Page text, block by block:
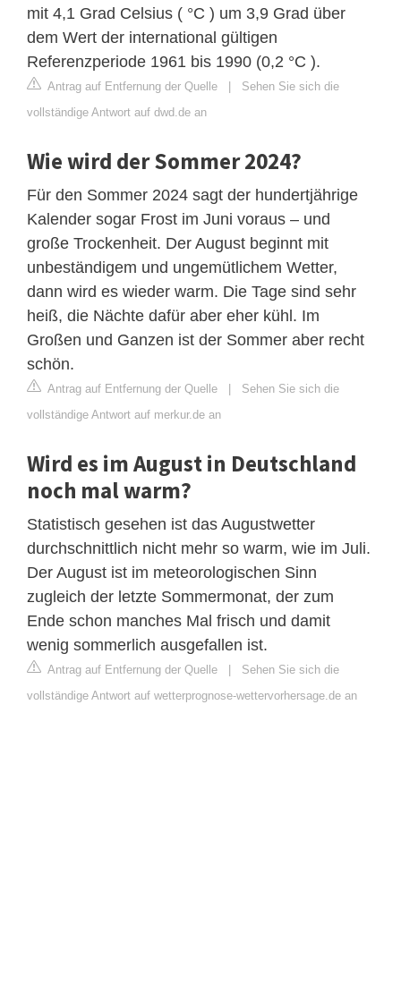
mit 4,1 Grad Celsius ( °C ) um 3,9 Grad über
dem Wert der international gültigen
Referenzperiode 1961 bis 1990 (0,2 °C ).
Antrag auf Entfernung der Quelle | Sehen Sie sich die
vollständige Antwort auf dwd.de an
Wie wird der Sommer 2024?
Für den Sommer 2024 sagt der hundertjährige
Kalender sogar Frost im Juni voraus – und
große Trockenheit. Der August beginnt mit
unbeständigem und ungemütlichem Wetter,
dann wird es wieder warm. Die Tage sind sehr
heiß, die Nächte dafür aber eher kühl. Im
Großen und Ganzen ist der Sommer aber recht
schön.
Antrag auf Entfernung der Quelle | Sehen Sie sich die
vollständige Antwort auf merkur.de an
Wird es im August in Deutschland
noch mal warm?
Statistisch gesehen ist das Augustwetter
durchschnittlich nicht mehr so warm, wie im Juli.
Der August ist im meteorologischen Sinn
zugleich der letzte Sommermonat, der zum
Ende schon manches Mal frisch und damit
wenig sommerlich ausgefallen ist.
Antrag auf Entfernung der Quelle | Sehen Sie sich die
vollständige Antwort auf wetterprognose-wettervorhersage.de an